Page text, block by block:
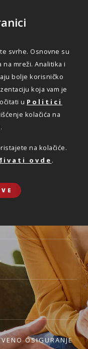
svrhe. Osnovne su
mreži. Analitika i
bolje korisničko
koja vam je
u Politici
kolačića na
na kolačiće.
ovde .
važno.
OSIGURANJE